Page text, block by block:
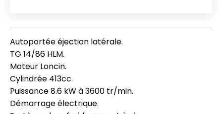
Autoportée éjection latérale.
TG 14/86 HLM.
Moteur Loncin.
Cylindrée 413cc.
Puissance 8.6 kW à 3600 tr/min.
Démarrage électrique.